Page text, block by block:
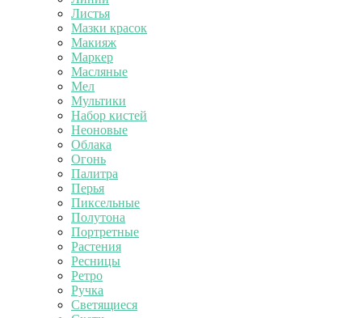
Листья
Мазки красок
Макияж
Маркер
Масляные
Мел
Мультики
Набор кистей
Неоновые
Облака
Огонь
Палитра
Перья
Пиксельные
Полутона
Портретные
Растения
Ресницы
Ретро
Ручка
Светящиеся